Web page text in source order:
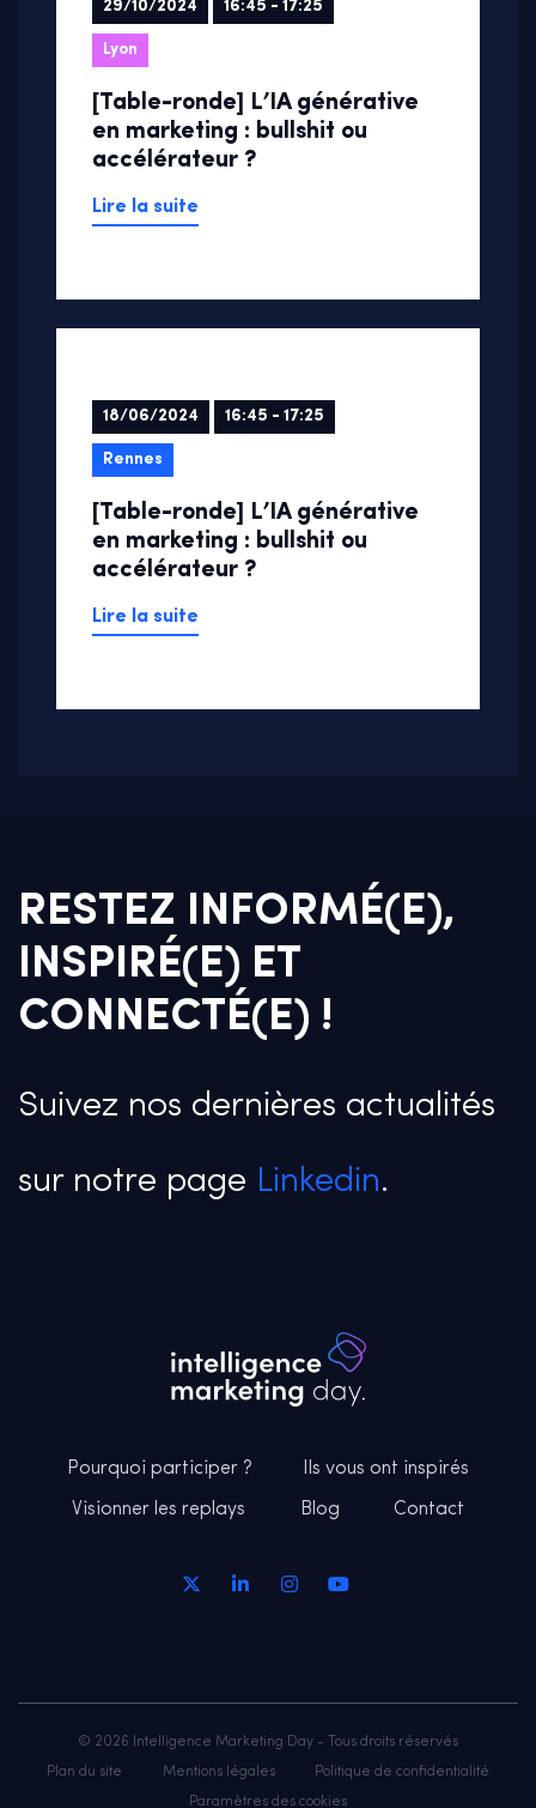
29/10/2024 16:45 - 17:25
Lyon
[Table-ronde] L’IA générative
en marketing : bullshit ou
accélérateur ?
Lire la suite
18/06/2024 16:45 - 17:25
Rennes
[Table-ronde] L’IA générative
en marketing : bullshit ou
accélérateur ?
Lire la suite
RESTEZ INFORMÉ(E),
INSPIRÉ(E) ET
CONNECTÉ(E) !
Suivez nos dernières actualités
sur notre page Linkedin.
Pourquoi participer ? Ils vous ont inspirés
Visionner les replays Blog Contact
© 2026 Intelligence Marketing Day - Tous droits réservés
Plan du site Mentions légales Politique de confidentialité
Paramètres des cookies